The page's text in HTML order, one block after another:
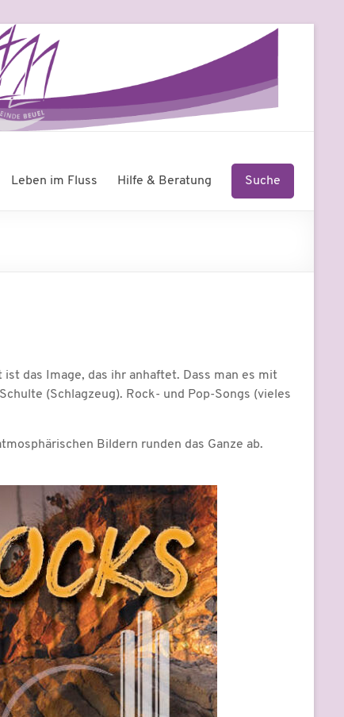
Leben im Fluss Hilfe & Beratung Suche
das Image, das ihr anhaftet. Dass man es mit
(Schlagzeug). Rock- und Pop-Songs (vieles
Bildern runden das Ganze ab.